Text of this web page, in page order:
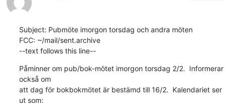
Subject: Pubmöte imorgon torsdag och andra möten
FCC: ~/mail/sent.archive
--text follows this line--
Påminner om pub/bok-mötet imorgon torsdag 2/2.  Informerar
också om
att dag för bokbokmötet är bestämd till 16/2.  Kalendariet ser
ut som: